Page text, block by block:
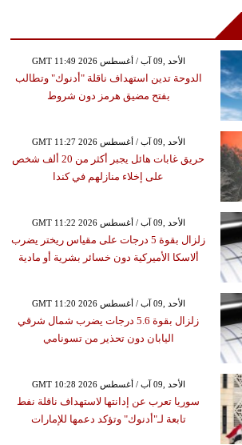
GMT 11:49 2026 الأحد ,09 آب / أغسطس
الدوحة تدين استهداف ناقلة "أدنوك" وتطالب
بفتح مضيق هرمز دون شروط
GMT 11:27 2026 الأحد ,09 آب / أغسطس
حريق غابات هائل يجبر أكثر من 20 ألف شخص
على إخلاء منازلهم في كندا
GMT 11:22 2026 الأحد ,09 آب / أغسطس
زلزال بقوة 5 درجات على مقياس ريختر يضرب
ألاسكا الأميركية دون خسائر بشرية أو مادية
GMT 11:20 2026 الأحد ,09 آب / أغسطس
زلزال بقوة 5.6 درجات يضرب شمال شرقي
اليابان دون تحذير من تسونامي
GMT 10:28 2026 الأحد ,09 آب / أغسطس
سوريا تعرب عن إدانتها لاستهداف ناقلة نفط
تابعة لـ"أدنوك" وتؤكد دعمها للإمارات